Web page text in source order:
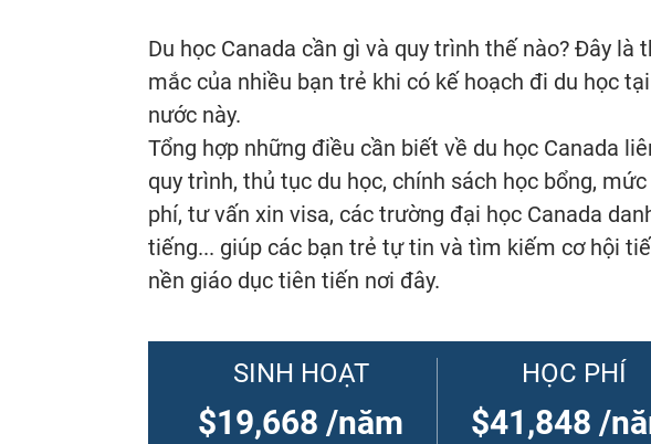
Du học Canada cần gì và quy trình thế nào? Đây là
mắc của nhiều bạn trẻ khi có kế hoạch đi du học
nước này.
Tổng hợp những điều cần biết về du học Canada
quy trình, thủ tục du học, chính sách học bổng,
phí, tư vấn xin visa, các trường đại học Canada
tiếng... giúp các bạn trẻ tự tin và tìm kiếm cơ hội
nền giáo dục tiên tiến nơi đây.
SINH HOẠT
$19,668 /năm
HỌC PHÍ
$41,848 /